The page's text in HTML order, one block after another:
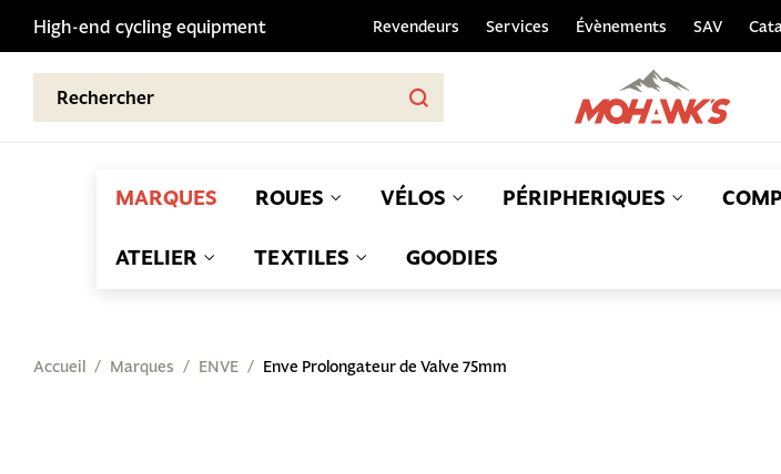
High-end cycling equipment Revendeurs Services Évènements SAV
MARQUES ROUES VÉLOS PÉRIPHERIQUES
ATELIER TEXTILES GOODIES
Accueil Marques ENVE Enve Prolongateur de Valve 75mm